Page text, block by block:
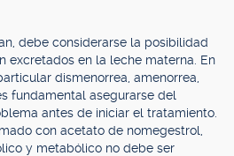
debe considerarse la posibilidad
excretados en la leche materna. En
dismenorrea, amenorrea,
fundamental asegurarse del
antes de iniciar el tratamiento.
con acetato de nomegestrol,
y metabólico no debe ser